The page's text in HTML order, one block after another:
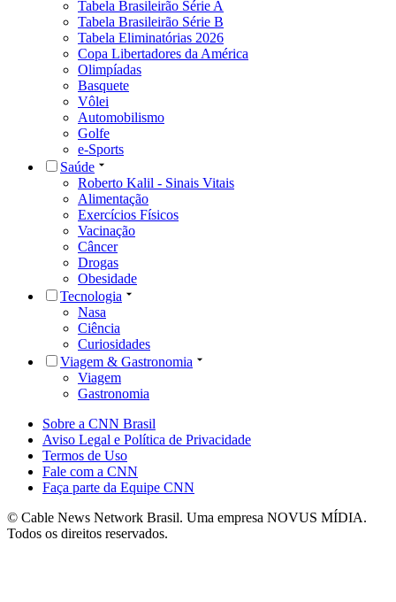
Tabela Brasileirão Série A
Tabela Brasileirão Série B
Tabela Eliminatórias 2026
Copa Libertadores da América
Olimpíadas
Basquete
Vôlei
Automobilismo
Golfe
e-Sports
Saúde
Roberto Kalil - Sinais Vitais
Alimentação
Exercícios Físicos
Vacinação
Câncer
Drogas
Obesidade
Tecnologia
Nasa
Ciência
Curiosidades
Viagem & Gastronomia
Viagem
Gastronomia
Sobre a CNN Brasil
Aviso Legal e Política de Privacidade
Termos de Uso
Fale com a CNN
Faça parte da Equipe CNN
© Cable News Network Brasil. Uma empresa NOVUS MÍDIA.
Todos os direitos reservados.